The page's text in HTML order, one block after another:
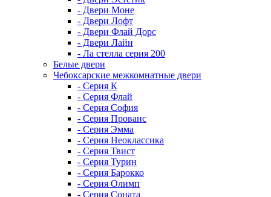
- Двери Моне
- Двери Лофт
- Двери Флай Дорс
- Двери Лайн
- Ла стелла серия 200
Белые двери
Чебоксарские межкомнатные двери
- Серия К
- Серия Флай
- Серия София
- Серия Прованс
- Серия Эмма
- Серия Неоклассика
- Серия Твист
- Серия Турин
- Серия Барокко
- Серия Олимп
- Серия Соната